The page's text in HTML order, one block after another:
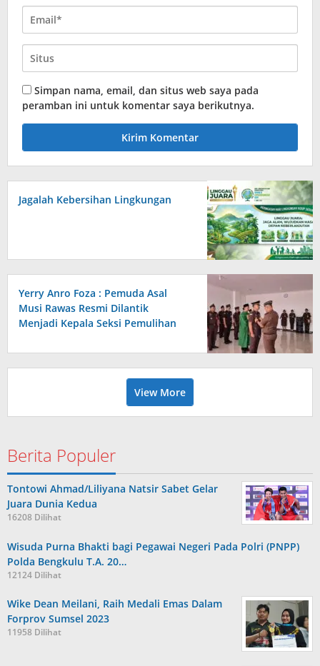
Simpan nama, email, dan situs web saya pada
peramban ini untuk komentar saya berikutnya.
Jagalah Kebersihan Lingkungan
Yerry Anro Foza : Pemuda Asal
Musi Rawas Resmi Dilantik
Menjadi Kepala Seksi Pemulihan
Bukti Kejari Belu
View More
Berita Populer
Tontowi Ahmad/Liliyana Natsir Sabet Gelar
Juara Dunia Kedua
16208 Dilihat
Wisuda Purna Bhakti bagi Pegawai Negeri Pada Polri (PNPP)
Polda Bengkulu T.A. 20…
12124 Dilihat
Wike Dean Meilani, Raih Medali Emas Dalam
Forprov Sumsel 2023
11958 Dilihat